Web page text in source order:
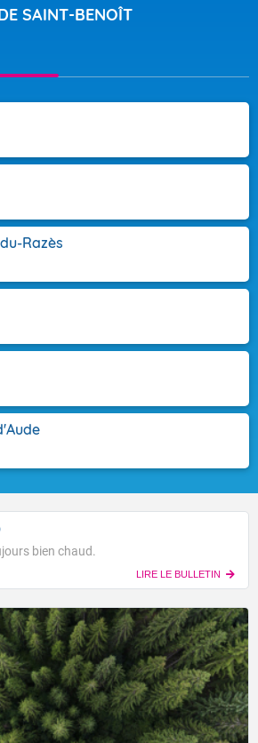
SAINT-BENOÎT
Razès
bien chaud.
LIRE LE BULLETIN